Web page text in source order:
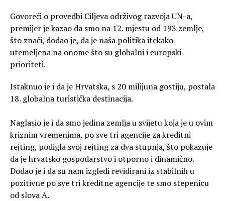
Govoreći o provedbi Ciljeva održivog razvoja UN-a,
premijer je kazao da smo na 12. mjestu od 193 zemlje,
što znači, dodao je, da je naša politika itekako
utemeljena na onome što su globalni i europski
prioriteti.
Istaknuo je i da je Hrvatska, s 20 milijuna gostiju, postala
18. globalna turistička destinacija.
Naglasio je i da smo jedina zemlja u svijetu koja je u ovim
kriznim vremenima, po sve tri agencije za kreditni
rejting, podigla svoj rejting za dva stupnja, što pokazuje
da je hrvatsko gospodarstvo i otporno i dinamično.
Dodao je i da su nam izgledi revidirani iz stabilnih u
pozitivne po sve tri kreditne agencije te smo stepenicu
od slova A.